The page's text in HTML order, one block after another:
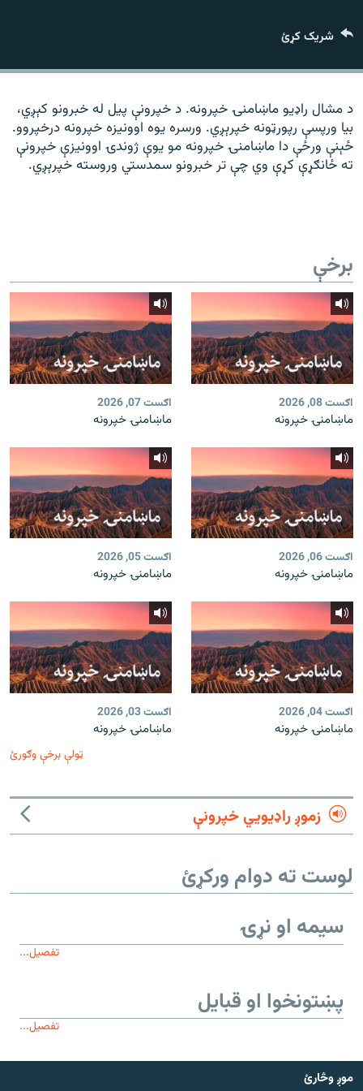
موږ وڅارئ
د ازادې اروپا راډیو ټولې ووبپاڼې
شریک کړئ
د مشال راډیو ماښامنۍ خپرونه. د خپرونې پیل له خبرونو کېږي،
بیا ورپسې رپورټونه خپرېږي. ورسره یوه اوونیزه خپرونه درخپروو.
ځېنې ورځې دا ماښامنۍ خپرونه مو یوې ژوندۍ اوونیزې خپرونې
ته ځانګړې کړې وي چې تر خبرونو سمدستي وروسته خپرېږي.
برخې
اګست 08, 2026
ماښامنۍ خپرونه
اګست 07, 2026
ماښامنۍ خپرونه
اګست 06, 2026
ماښامنۍ خپرونه
اګست 05, 2026
ماښامنۍ خپرونه
اګست 04, 2026
ماښامنۍ خپرونه
اګست 03, 2026
ماښامنۍ خپرونه
ټولې برخې وګورئ
زموږ راډیويي خپرونې
لوست ته دوام ورکړئ
سیمه او نړۍ
تفصیل...
پښتونخوا او قبایل
تفصیل...
موږ وڅارئ